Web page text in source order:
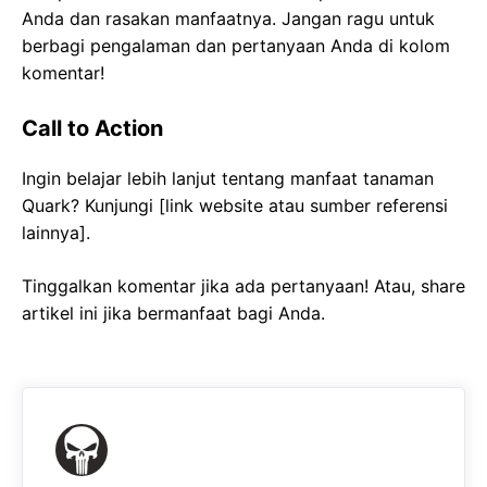
Anda dan rasakan manfaatnya. Jangan ragu untuk
berbagi pengalaman dan pertanyaan Anda di kolom
komentar!
Call to Action
Ingin belajar lebih lanjut tentang manfaat tanaman
Quark? Kunjungi [link website atau sumber referensi
lainnya].
Tinggalkan komentar jika ada pertanyaan! Atau, share
artikel ini jika bermanfaat bagi Anda.